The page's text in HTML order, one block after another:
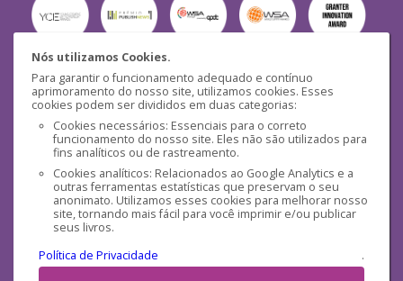
Nós utilizamos Cookies.
Para garantir o funcionamento adequado e contínuo
aprimoramento do nosso site, utilizamos cookies. Esses
cookies podem ser divididos em duas categorias:
Cookies necessários: Essenciais para o correto
funcionamento do nosso site. Eles não são utilizados para
fins analíticos ou de rastreamento.
Cookies analíticos: Relacionados ao Google Analytics e a
outras ferramentas estatísticas que preservam o seu
anonimato. Utilizamos esses cookies para melhorar nosso
site, tornando mais fácil para você imprimir e/ou publicar
seus livros.
Política de Privacidade
.
Segurança
Mídias Sociais